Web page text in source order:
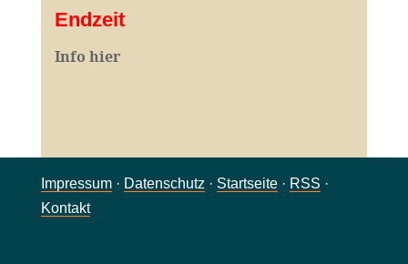
Endzeit
Info hier
Impressum· Datenschutz · Startseite· RSS ·
Kontakt